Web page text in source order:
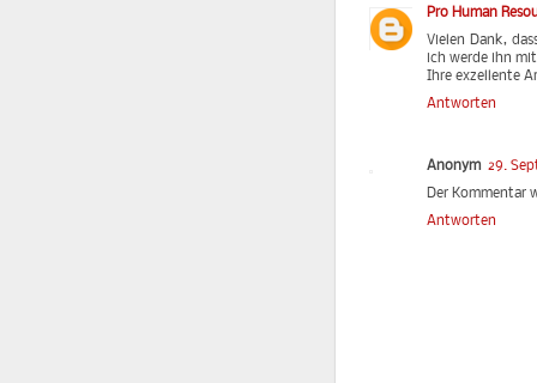
Pro Human
Vielen Dank,
ich werde ihn
Ihre exzellente
Antworten
Anonym 29.
Der Kommentar
Antworten